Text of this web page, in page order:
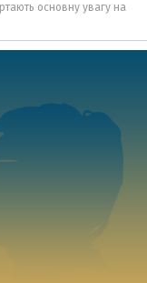
основну увагу на